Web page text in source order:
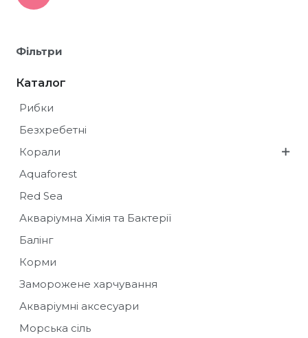
Фільтри
Каталог
Рибки
Безхребетні
Корали
Aquaforest
Red Sea
Акваріумна Хімія та Бактерії
Балінг
Корми
Заморожене харчування
Акваріумні аксесуари
Морська сіль